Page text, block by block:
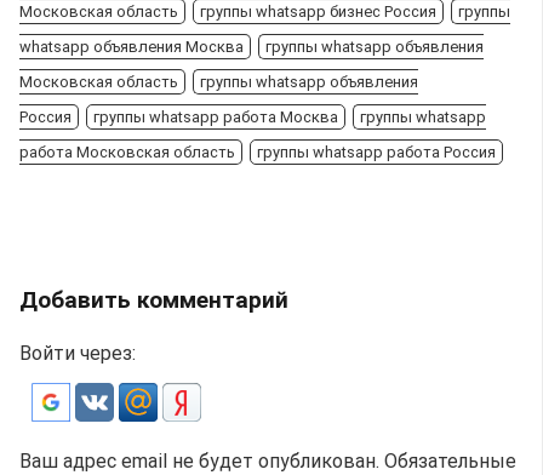
Московская область
группы whatsapp бизнес Россия
группы
whatsapp объявления Москва
группы whatsapp объявления
Московская область
группы whatsapp объявления
Россия
группы whatsapp работа Москва
группы whatsapp
работа Московская область
группы whatsapp работа Россия
Добавить комментарий
Войти через:
Ваш адрес email не будет опубликован. Обязательные